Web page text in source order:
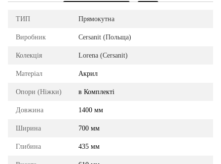
ТИП Прямокутна
Виробник Cersanit (Польща)
Колекція Lorena (Cersanit)
Матеріал Акрил
Опори (Ніжки) в Комплекті
Довжина 1400 мм
Ширина 700 мм
Глибина 435 мм